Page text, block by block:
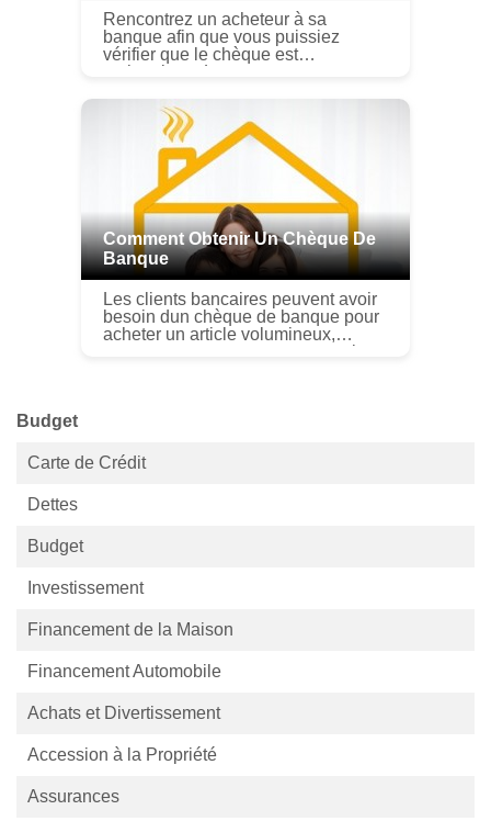
Rencontrez un acheteur à sa
banque afin que vous puissiez
vérifier que le chèque est
authentique. Lorsque vous acceptez
vous pourriez supposer que le
chèque est bon p...
Comment Obtenir Un Chèque De
Banque
Les clients bancaires peuvent avoir
besoin dun chèque de banque pour
acheter un article volumineux,
comme un acompte pour une voiture
Budget
Carte de Crédit
Dettes
Budget
Investissement
Financement de la Maison
Financement Automobile
Achats et Divertissement
Accession à la Propriété
Assurances